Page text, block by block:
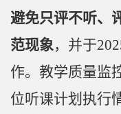
避免只评不听、
范现象，并于
作。教学质量监
位听课计划执行